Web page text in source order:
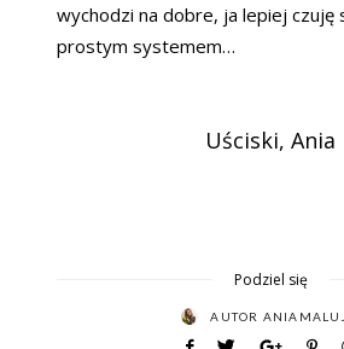
wychodzi na dobre, ja lepiej czuję
prostym systemem…
Uściski, Ania
Podziel się
AUTOR